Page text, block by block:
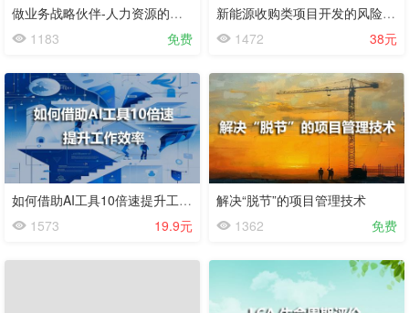
做业务战略伙伴-人力资源的战略思维
1183
免费
新能源收购类项目开发的风险控制与措施
1472
38元
如何借助AI工具10倍速提升工作效率
1573
19.9元
解决“脱节”的项目管理技术
1362
免费